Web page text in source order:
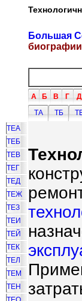
Большая
А Б В Г Д
ТА
ТБ
ТЕА
ТЕБ
ТЕВ
ТЕГ
ТЕД
ТЕЖ
ТЕЗ
ТЕИ
ТЕЙ
ТЕК
ТЕЛ
ТЕМ
ТЕН